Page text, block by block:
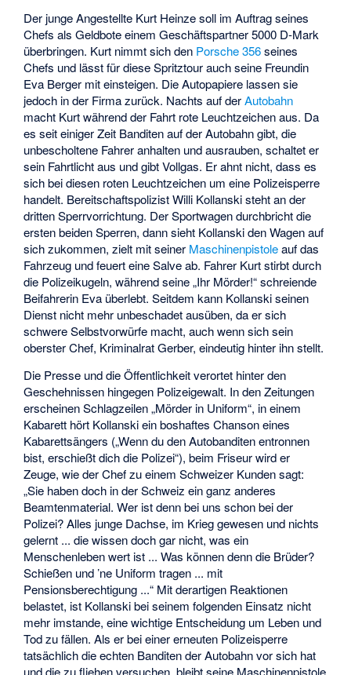
Der junge Angestellte Kurt Heinze soll im Auftrag seines
Chefs als Geldbote einem Geschäftspartner 5000 D-Mark
überbringen. Kurt nimmt sich den Porsche 356seines
Chefs und lässt für diese Spritztour auch seine Freundin
Eva Berger mit einsteigen. Die Autopapiere lassen sie
jedoch in der Firma zurück. Nachts auf derAutobahn
macht Kurt während der Fahrt rote Leuchtzeichen aus. Da
es seit einiger Zeit Banditen auf der Autobahn gibt, die
unbescholtene Fahrer anhalten und ausrauben, schaltet er
sein Fahrtlicht aus und gibt Vollgas. Er ahnt nicht, dass es
sich bei diesen roten Leuchtzeichen um eine Polizeisperre
handelt. Bereitschaftspolizist Willi Kollanski steht an der
dritten Sperrvorrichtung. Der Sportwagen durchbricht die
ersten beiden Sperren, dann sieht Kollanski den Wagen auf
sich zukommen, zielt mit seiner Maschinenpistoleauf das
Fahrzeug und feuert eine Salve ab. Fahrer Kurt stirbt durch
die Polizeikugeln, während seine „Ihr Mörder!“ schreiende
Beifahrerin Eva überlebt. Seitdem kann Kollanski seinen
Dienst nicht mehr unbeschadet ausüben, da er sich
schwere Selbstvorwürfe macht, auch wenn sich sein
oberster Chef, Kriminalrat Gerber, eindeutig hinter ihn stellt.
Die Presse und die Öffentlichkeit verortet hinter den
Geschehnissen hingegen Polizeigewalt. In den Zeitungen
erscheinen Schlagzeilen „Mörder in Uniform“, in einem
Kabarett hört Kollanski ein boshaftes Chanson eines
Kabarettsängers („Wenn du den Autobanditen entronnen
bist, erschießt dich die Polizei“), beim Friseur wird er
Zeuge, wie der Chef zu einem Schweizer Kunden sagt:
„Sie haben doch in der Schweiz ein ganz anderes
Beamtenmaterial. Wer ist denn bei uns schon bei der
Polizei? Alles junge Dachse, im Krieg gewesen und nichts
gelernt ... die wissen doch gar nicht, was ein
Menschenleben wert ist ... Was können denn die Brüder?
Schießen und ’ne Uniform tragen ... mit
Pensionsberechtigung ...“ Mit derartigen Reaktionen
belastet, ist Kollanski bei seinem folgenden Einsatz nicht
mehr imstande, eine wichtige Entscheidung um Leben und
Tod zu fällen. Als er bei einer erneuten Polizeisperre
tatsächlich die echten Banditen der Autobahn vor sich hat
und die zu fliehen versuchen, bleibt seine Maschinenpistole